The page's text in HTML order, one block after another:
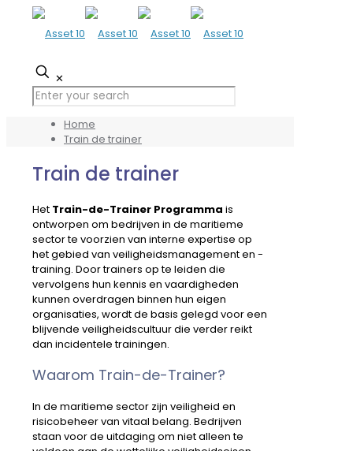
✕
Home
Train de trainer
Train de trainer
Het Train-de-Trainer Programma is
ontworpen om bedrijven in de maritieme
sector te voorzien van interne expertise op
het gebied van veiligheidsmanagement en -
training. Door trainers op te leiden die
vervolgens hun kennis en vaardigheden
kunnen overdragen binnen hun eigen
organisaties, wordt de basis gelegd voor een
blijvende veiligheidscultuur die verder reikt
dan incidentele trainingen.
Waarom Train-de-Trainer?
In de maritieme sector zijn veiligheid en
risicobeheer van vitaal belang. Bedrijven
staan voor de uitdaging om niet alleen te